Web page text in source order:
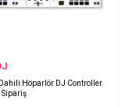
Dahili Hoparlör DJ Controller
Sipariş